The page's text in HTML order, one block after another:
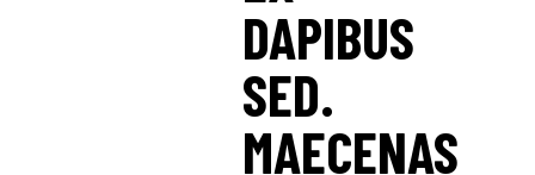
DAPIBUS
SED.
MAECENAS